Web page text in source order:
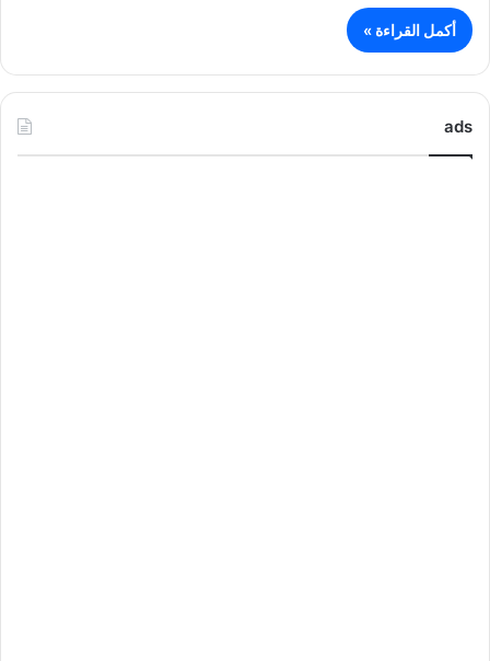
أكمل القراءة »
ads